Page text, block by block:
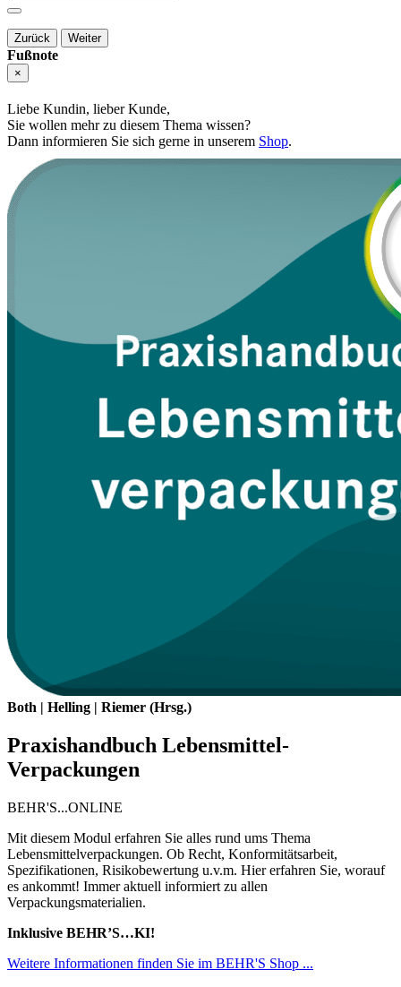
Zurück Weiter
Fußnote
×
Liebe Kundin, lieber Kunde,
Sie wollen mehr zu diesem Thema wissen?
Dann informieren Sie sich gerne in unserem Shop.
Both | Helling | Riemer (Hrsg.)
Praxishandbuch Lebensmittel-
Verpackungen
BEHR'S...ONLINE
Mit diesem Modul erfahren Sie alles rund ums Thema
Lebensmittelverpackungen. Ob Recht, Konformitätsarbeit,
Spezifikationen, Risikobewertung u.v.m. Hier erfahren Sie, worauf
es ankommt! Immer aktuell informiert zu allen
Verpackungsmaterialien.
Inklusive BEHR’S…KI!
Weitere Informationen finden Sie im BEHR'S Shop ...